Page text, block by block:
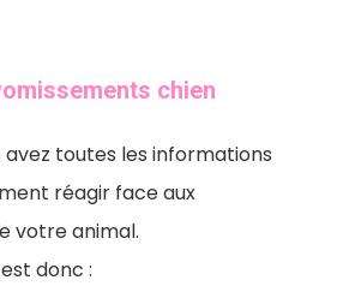
chien
toutes les informations
réagir face aux
votre animal.
donc :